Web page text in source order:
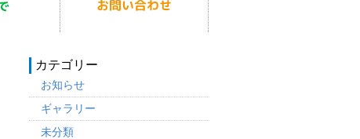
カテゴリー
お知らせ
ギャラリー
未分類